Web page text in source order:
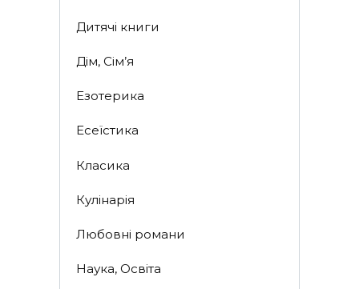
Дитячі книги
Дім, Сім’я
Езотерика
Есеїстика
Класика
Кулінарія
Любовні романи
Наука, Освіта